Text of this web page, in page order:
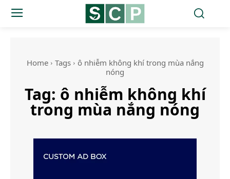
Home Tags
ô nhiễm không khí trong mùa nắng
nóng
Tag: ô nhiễm không khí
trong mùa nắng nóng